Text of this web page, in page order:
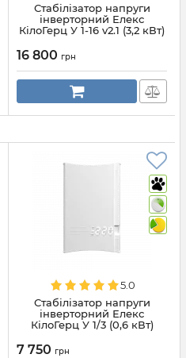
Стабілізатор напруги
інверторний Елекс
КілоГерц У 1-16 v2.1 (3,2 кВт)
16 800 грн
5.0
Стабілізатор напруги
інверторний Елекс
КілоГерц У 1/3 (0,6 кВт)
7 750 грн